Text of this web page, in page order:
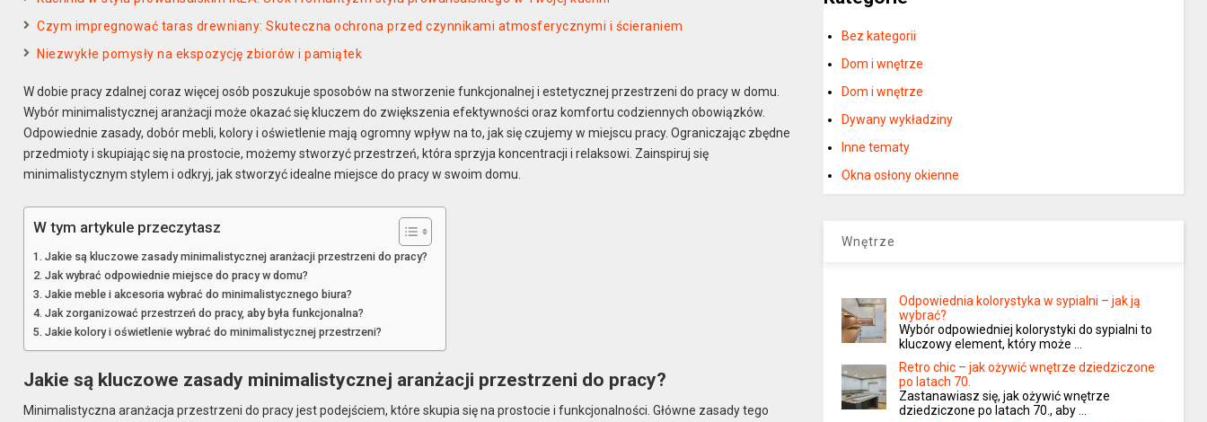
Czym impregnować taras drewniany: Skuteczna ochrona przed czynnikami atmosferycznymi i ścieraniem
Niezwykłe pomysły na ekspozycję zbiorów i pamiątek
W dobie pracy zdalnej coraz więcej osób poszukuje sposobów na stworzenie funkcjonalnej i estetycznej przestrzeni do pracy w domu.
Wybór minimalistycznej aranżacji może okazać się kluczem do zwiększenia efektywności oraz komfortu codziennych obowiązków.
Odpowiednie zasady, dobór mebli, kolory i oświetlenie mają ogromny wpływ na to, jak się czujemy w miejscu pracy. Ograniczając zbędne
przedmioty i skupiając się na prostocie, możemy stworzyć przestrzeń, która sprzyja koncentracji i relaksowi. Zainspiruj się
minimalistycznym stylem i odkryj, jak stworzyć idealne miejsce do pracy w swoim domu.
W tym artykule przeczytasz
Jakie są kluczowe zasady minimalistycznej aranżacji przestrzeni do pracy?
Jak wybrać odpowiednie miejsce do pracy w domu?
Jakie meble i akcesoria wybrać do minimalistycznego biura?
Jak zorganizować przestrzeń do pracy, aby była funkcjonalna?
Jakie kolory i oświetlenie wybrać do minimalistycznej przestrzeni?
Jakie są kluczowe zasady minimalistycznej aranżacji przestrzeni do pracy?
Minimalistyczna aranżacja przestrzeni do pracy jest podejściem, które skupia się na prostocie i funkcjonalności. Główne zasady tego
Bez kategorii
Dom i wnętrze
Dom i wnętrze
Dywany wykładziny
Inne tematy
Okna osłony okienne
Wnętrze
Odpowiednia kolorystyka w sypialni – jak ją
wybrać?
Wybór odpowiedniej kolorystyki do sypialni to
kluczowy element, który może …
Retro chic – jak ożywić wnętrze dziedziczone
po latach 70.
Zastanawiasz się, jak ożywić wnętrze
dziedziczone po latach 70., aby …